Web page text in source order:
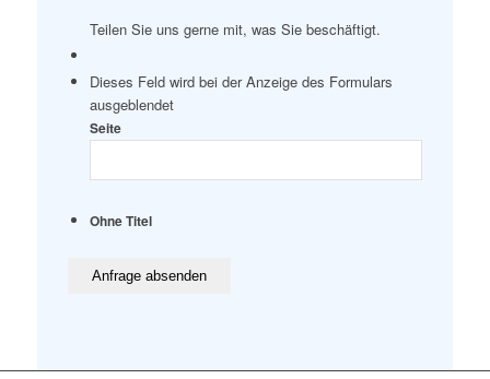
Teilen Sie uns gerne mit, was Sie beschäftigt.
Dieses Feld wird bei der Anzeige des Formulars
ausgeblendet
Seite
Ohne Titel